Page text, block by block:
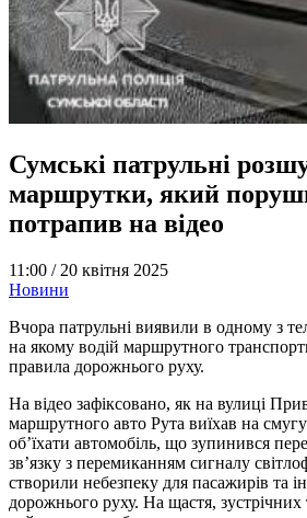
Сумські патрульні
маршрутки, який
потрапив на відео
11:00 / 20 квітня 2025
Новини
Вчора патрульні виявили в одному з
на якому водій маршрутного
правила дорожнього руху.
На відео зафіксовано, як на вулиці
маршрутного авто Рута виїхав на смугу
об’їхати автомобіль, що зупинився
зв’язку з перемиканням сигналу
створили небезпеку для пасажирів та
дорожнього руху. На щастя, зустрічних